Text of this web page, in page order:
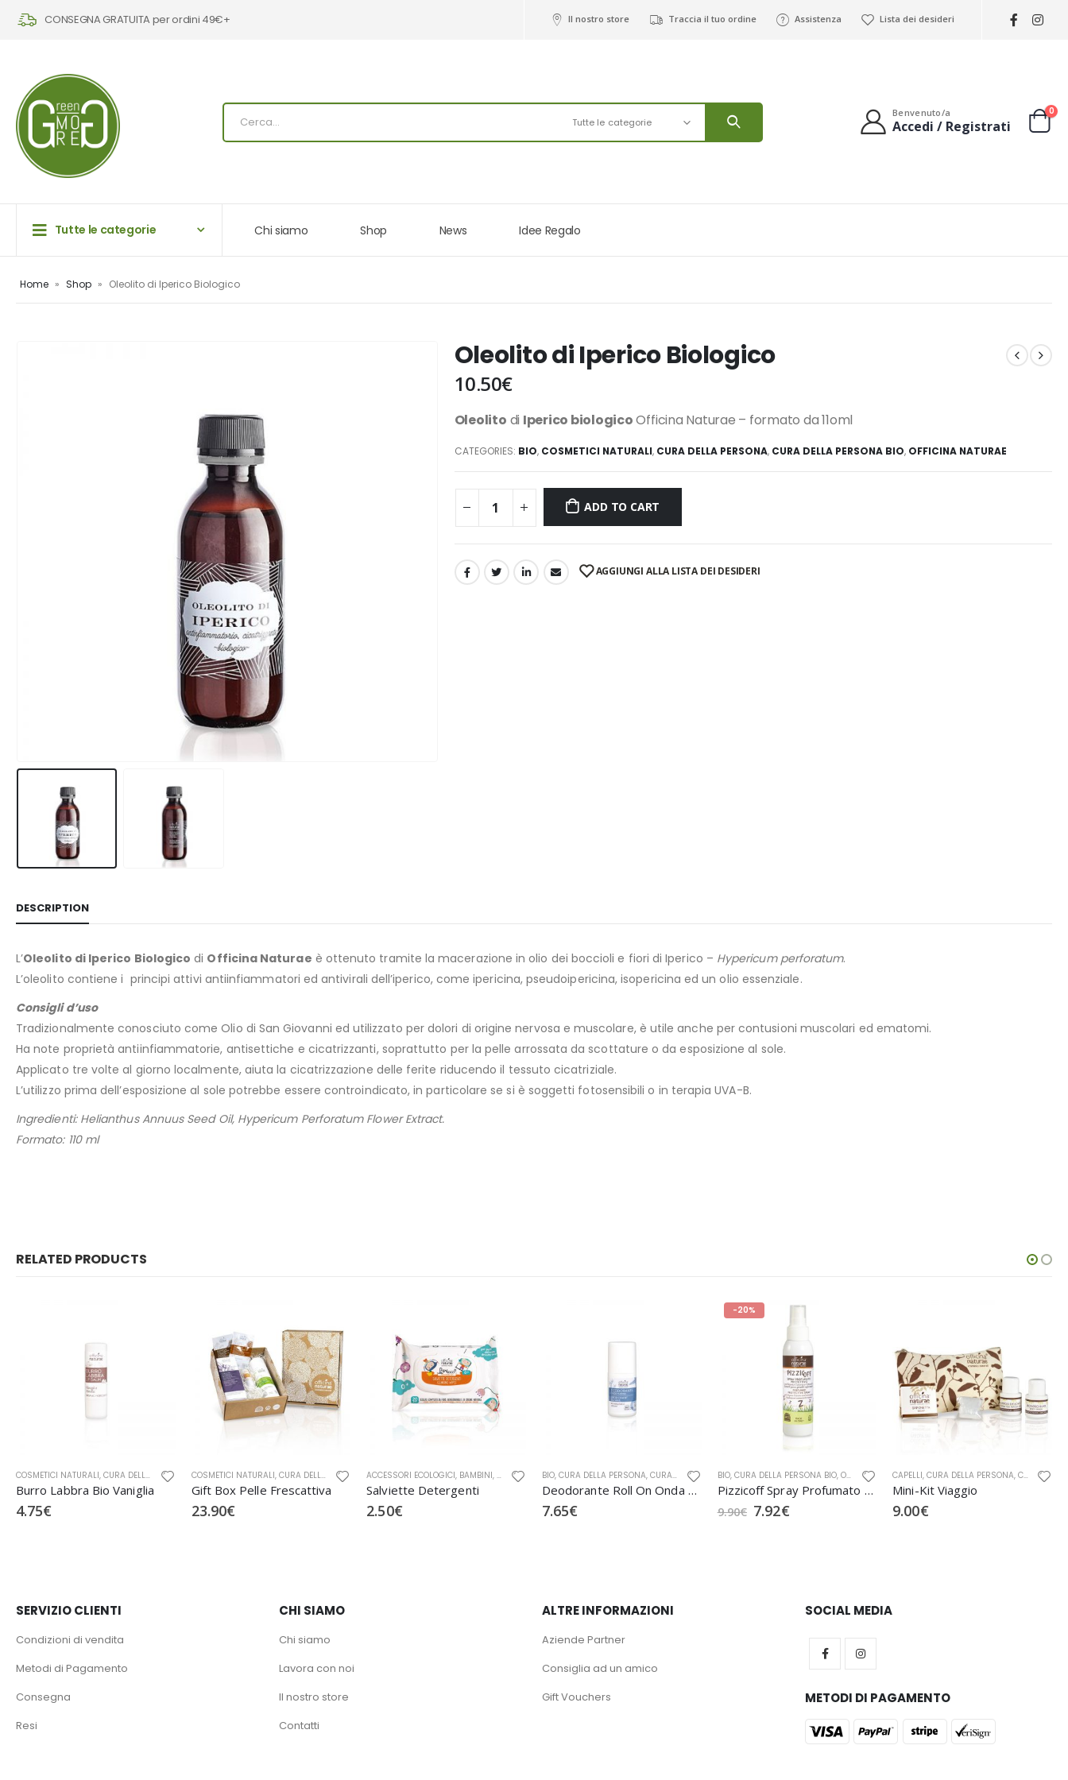
CONSEGNA GRATUITA per ordini 49€+ Il nostro store Traccia il tuo ordine Assistenza Lista dei desideri
Tutte le categorie
Benvenuto/a
Accedi / Registrati
0
Tutte le categorie Chi siamo Shop News Idee Regalo
Home » Shop » Oleolito di Iperico Biologico
Oleolito di Iperico Biologico
10.50€
Oleolito di Iperico biologicoOfficina Naturae – formato da 11oml
CATEGORIES: BIO, COSMETICI NATURALI, CURA DELLA PERSONA, CURA DELLA PERSONA BIO, OFFICINA NATURAE
ADD TO CART
AGGIUNGI ALLA LISTA DEI DESIDERI
DESCRIPTION
L’Oleolito di Iperico Biologico di Officina Naturae è ottenuto tramite la macerazione in olio dei boccioli e fiori di Iperico – Hypericum perforatum.
L’oleolito contiene i principi attivi antiinfiammatori ed antivirali dell’iperico, come ipericina, pseudoipericina, isopericina ed un olio essenziale.
Consigli d’uso
Tradizionalmente conosciuto come Olio di San Giovanni ed utilizzato per dolori di origine nervosa e muscolare, è utile anche per contusioni muscolari ed ematomi.
Ha note proprietà antiinfiammatorie, antisettiche e cicatrizzanti, soprattutto per la pelle arrossata da scottature o da esposizione al sole.
Applicato tre volte al giorno localmente, aiuta la cicatrizzazione delle ferite riducendo il tessuto cicatriziale.
L’utilizzo prima dell’esposizione al sole potrebbe essere controindicato, in particolare se si è soggetti fotosensibili o in terapia UVA-B.
Ingredienti: Helianthus Annuus Seed Oil, Hypericum Perforatum Flower Extract.
Formato: 110 ml
RELATED PRODUCTS
,SOLARI
,OFFICINA NATURAE
COSMETICI NATURALI, CURA DELLA PERSONA ,CURA DELLA PERSONA BIO,OFFICINA NATURAE
Burro Labbra Bio Vaniglia
4.75€
COSMETICI NATURALI, CURA DELLA PERSONA ,CURA DELLA PERSONA BIO,CURA VISO,GIFT BOX ,IGIENE E CURA CORPO ,OFFICINA NATURAE
Gift Box Pelle Frescattiva
23.90€
ACCESSORI ECOLOGICI, BAMBINI,CURA DELLA PERSONA,OFFICINA NATURAE
Salviette Detergenti
2.50€
BIO, CURA DELLA PERSONA, CURA DELLA PERSONA BIO ,DEODORANTI,OFFICINA NATURAE
Deodorante Roll On Onda Marina
7.65€
-20%
BIO, CURA DELLA PERSONA BIO, OFFICINA NATURAE ,PREVENZIONI INSETTI
Pizzicoff Spray Profumato Protettivo
9.90€ 7.92€
CAPELLI,CURA DELLA PERSONA,CURA DELLA PERSONA BIO
Mini-Kit Viaggio
9.00€
SERVIZIO CLIENTI
Condizioni di vendita
Metodi di Pagamento
Consegna
Resi
CHI SIAMO
Chi siamo
Lavora con noi
Il nostro store
Contatti
ALTRE INFORMAZIONI
Aziende Partner
Consiglia ad un amico
Gift Vouchers
SOCIAL MEDIA
METODI DI PAGAMENTO